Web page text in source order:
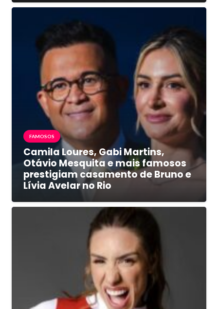
FAMOSOS
Camila Loures, Gabi Martins,
Otávio Mesquita e mais famosos
prestigiam casamento de Bruno e
Lívia Avelar no Rio